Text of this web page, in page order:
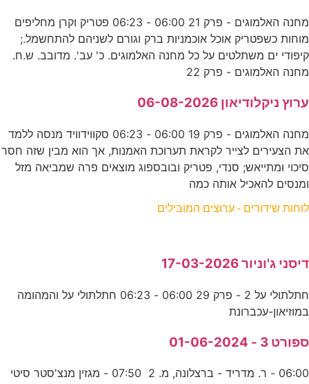
מחנה האלמוגים - פרק 21 06:00 - 06:23 פטריק וקרן מחליפים
מוחות כשפטריק אוכל אוכמניות ברק וגורם לשניהם להתחשמל.;
קיפודי ים משתלטים על כל מחנה האלמוגים. כ' עב'. מדובב. ש.ח.
מחנה האלמוגים - פרק 22
ערוץ ניקלודיאון 06-08-2026
מחנה האלמוגים - פרק 19 06:00 - 06:23 סקווידוויד מנסה ללמד
את הצעירים לצייר לקראת תערוכת האמנות, אך הוא מבין שזה חסר
סיכוי ומתייאש; סנדי, פטריק ובובספוג מוצאים פרה שמביאה מזל
ומנסים להאכיל אותה כמה
לוחות שידורים - ערוצים המובילים
דיסני ג'וניור 17-03-2026
חתלתולי על 2 - פרק 29 06:00 - 06:23 חתלתולי על והמהומה
במוזיאון-עכברונת
ספורט 3 - 01-06-2024
06:00 - ר. מדריד - ברצלונה, מ. 2 07:50 - מגזין מנצ'סטר סיטי